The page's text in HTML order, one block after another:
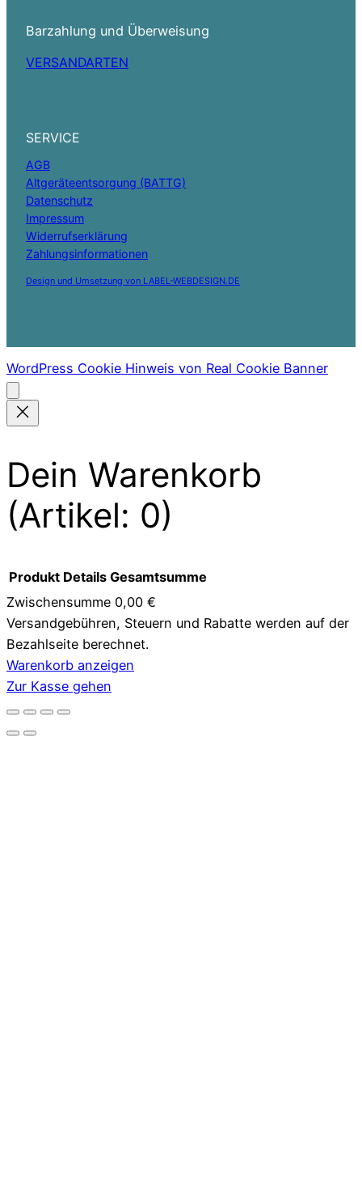
Barzahlung und Überweisung
VERSANDARTEN
SERVICE
AGB
Altgeräteentsorgung (BATTG)
Datenschutz
Impressum
Widerrufserklärung
Zahlungsinformationen
Design und Umsetzung von LABEL-WEBDESIGN.DE
WordPress Cookie Hinweis von Real Cookie Banner
Dein Warenkorb
(Artikel: 0)
Produkte
im
Warenkorb
Produkt Details Gesamtsumme
Zwischensumme 0,00 €
Versandgebühren, Steuern und Rabatte werden auf der
Bezahlseite berechnet.
Warenkorb anzeigen
Zur Kasse gehen